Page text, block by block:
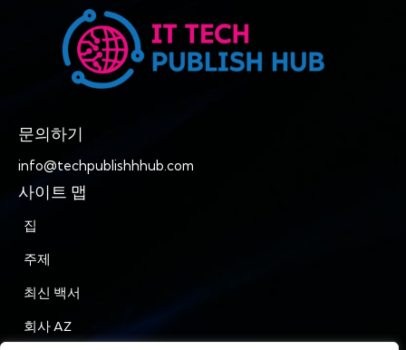
문의하기
info@techpublishhhub.com
사이트 맵
집
주제
최신 백서
회사 AZ